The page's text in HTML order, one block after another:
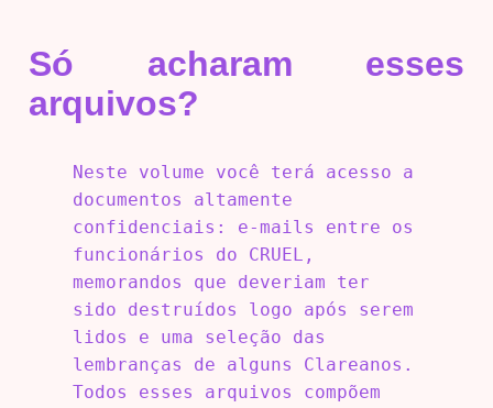
Só acharam esses
arquivos?
Neste volume você terá acesso a
documentos altamente
confidenciais: e-mails entre os
funcionários do CRUEL,
memorandos que deveriam ter
sido destruídos logo após serem
lidos e uma seleção das
lembranças de alguns Clareanos.
Todos esses arquivos compõem